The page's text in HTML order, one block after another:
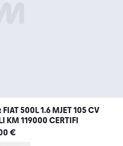
FIAT 500L 1.6 MJET 105 CV
KM 119000 CERTIFI
€